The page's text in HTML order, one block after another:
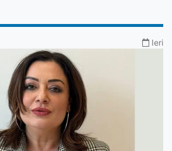
Ieri